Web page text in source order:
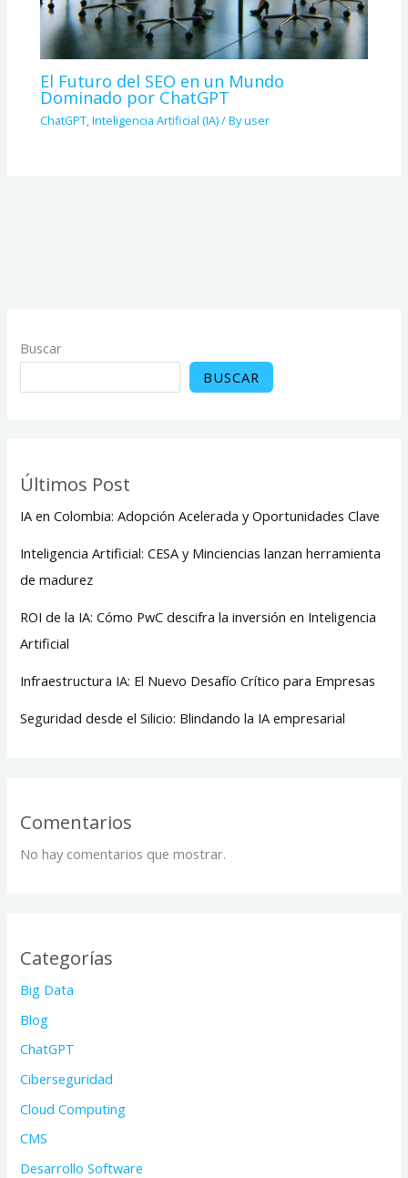
El Futuro del SEO en un Mundo
Dominado por ChatGPT
ChatGPT,Inteligencia Artificial (IA)/ Byuser
Buscar
BUSCAR
Últimos Post
IA en Colombia: Adopción Acelerada y Oportunidades Clave
Inteligencia Artificial: CESA y Minciencias lanzan herramienta
de madurez
ROI de la IA: Cómo PwC descifra la inversión en Inteligencia
Artificial
Infraestructura IA: El Nuevo Desafío Crítico para Empresas
Seguridad desde el Silicio: Blindando la IA empresarial
Comentarios
No hay comentarios que mostrar.
Categorías
Big Data
Blog
ChatGPT
Ciberseguridad
Cloud Computing
CMS
Desarrollo Software